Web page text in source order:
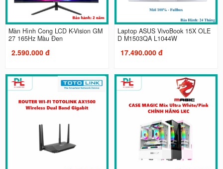
Màn Hình Cong LCD K-Vision GM
27 165Hz Màu Đen
2.590.000 đ
Laptop ASUS VivoBook 15X OLE
D M1503QA L1044W
17.490.000 đ